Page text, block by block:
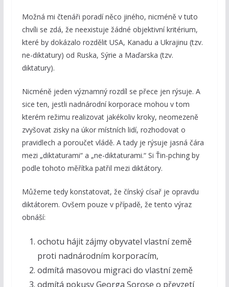
Možná mi čtenáři poradí něco jiného, nicméně v tuto
chvíli se zdá, že neexistuje žádné objektivní kritérium,
které by dokázalo rozdělit USA, Kanadu a Ukrajinu (tzv.
ne-diktatury) od Ruska, Sýrie a Maďarska (tzv.
diktatury).
Nicméně jeden významný rozdíl se přece jen rýsuje. A
sice ten, jestli nadnárodní korporace mohou v tom
kterém režimu realizovat jakékoliv kroky, neomezeně
zvyšovat zisky na úkor místních lidí, rozhodovat o
pravidlech a poroučet vládě. A tady je rýsuje jasná čára
mezi „diktaturami“ a „ne-diktaturami.“ Si Ťin-pching by
podle tohoto měřítka patřil mezi diktátory.
Můžeme tedy konstatovat, že čínský císař je opravdu
diktátorem. Ovšem pouze v případě, že tento výraz
obnáší:
ochotu hájit zájmy obyvatel vlastní země
proti nadnárodním korporacím,
odmítá masovou migraci do vlastní země
odmítá pokusy Georga Sorose o převzetí